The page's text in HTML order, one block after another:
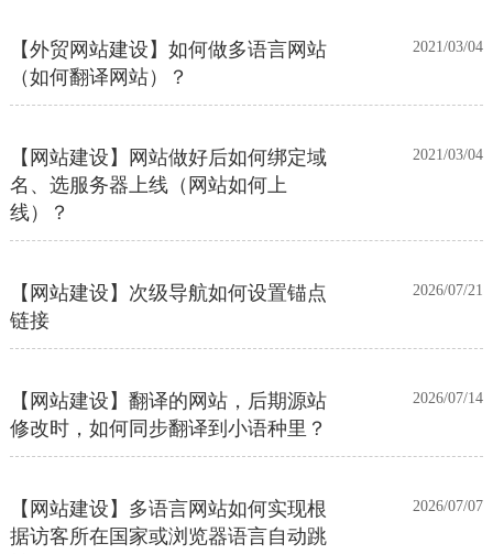
【外贸网站建设】如何做多语言网站
（如何翻译网站）？
2021/03/04
【网站建设】网站做好后如何绑定域
名、选服务器上线（网站如何上
线）？
2021/03/04
【网站建设】次级导航如何设置锚点
链接
2026/07/21
【网站建设】翻译的网站，后期源站
修改时，如何同步翻译到小语种里？
2026/07/14
【网站建设】多语言网站如何实现根
据访客所在国家或浏览器语言自动跳
2026/07/07